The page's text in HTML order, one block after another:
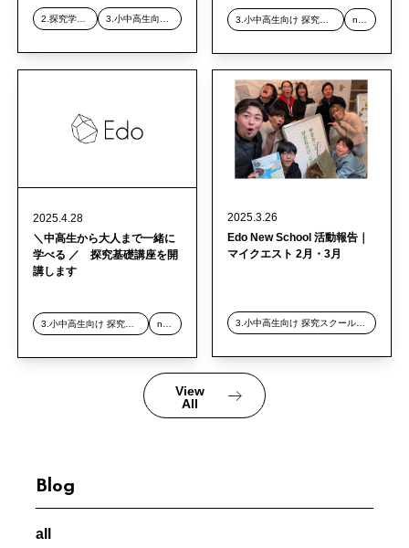
2.探究学習デザイン事業 3.小中高生向け 探究スクール事業 3.小中高生向け 探究スクール事業 news
2025.4.28
＼中高生から大人まで一緒に
学べる ／ 探究基礎講座を開
講します
3.小中高生向け 探究スクール事業
2025.3.26
Edo New School 活動報告｜
マイクエスト 2月・3月
View
All
Blog
all